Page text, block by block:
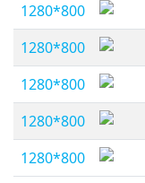
1280*800
1280*800
1280*800
1280*800
1280*800